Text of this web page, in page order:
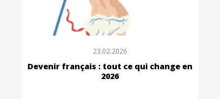
23.02.2026
Devenir français : tout ce qui change en
2026